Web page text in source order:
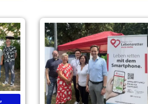
von 1.171 … mehr
,